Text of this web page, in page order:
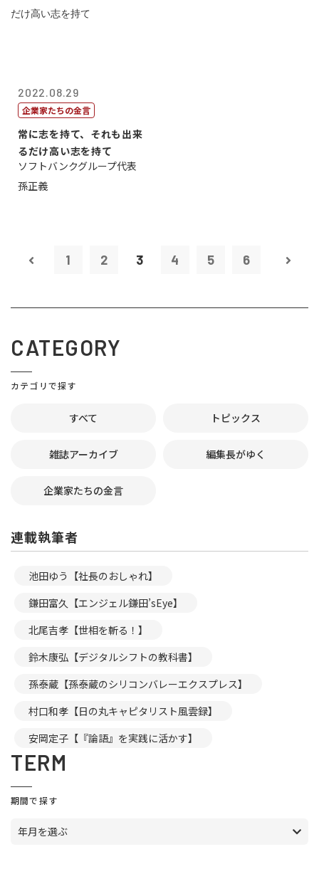
2022.08.29
企業家たちの金言
常に志を持て、それも出来
るだけ高い志を持て
ソフトバンクグループ代表
孫正義
1 2 3 4 5 6
CATEGORY
カテゴリで探す
すべて トピックス
雑誌アーカイブ 編集長がゆく
企業家たちの金言
連載執筆者
池田ゆう【社長のおしゃれ】
鎌田富久【エンジェル鎌田’sEye】
北尾吉孝【世相を斬る！】
鈴木康弘【デジタルシフトの教科書】
孫泰蔵【孫泰蔵のシリコンバレーエクスプレス】
村口和孝【日の丸キャピタリスト風雲録】
安岡定子【『論語』を実践に活かす】
TERM
期間で探す
年月を選ぶ